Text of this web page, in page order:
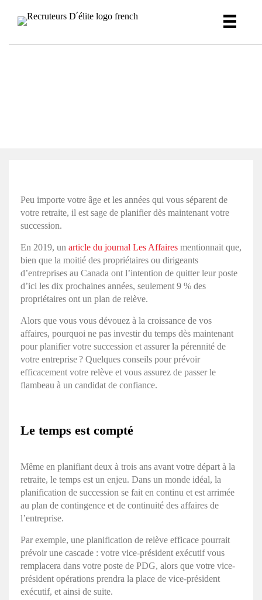
Peu importe votre âge et les années qui vous séparent de
votre retraite, il est sage de planifier dès maintenant votre
succession.
En 2019, un article du journal Les Affaires mentionnait que,
bien que la moitié des propriétaires ou dirigeants
d’entreprises au Canada ont l’intention de quitter leur poste
d’ici les dix prochaines années, seulement 9 % des
propriétaires ont un plan de relève.
Alors que vous vous dévouez à la croissance de vos
affaires, pourquoi ne pas investir du temps dès maintenant
pour planifier votre succession et assurer la pérennité de
votre entreprise ? Quelques conseils pour prévoir
efficacement votre relève et vous assurez de passer le
flambeau à un candidat de confiance.
Le temps est compté
Même en planifiant deux à trois ans avant votre départ à la
retraite, le temps est un enjeu. Dans un monde idéal, la
planification de succession se fait en continu et est arrimée
au plan de contingence et de continuité des affaires de
l’entreprise.
Par exemple, une planification de relève efficace pourrait
prévoir une cascade : votre vice-président exécutif vous
remplacera dans votre poste de PDG, alors que votre vice-
président opérations prendra la place de vice-président
exécutif, et ainsi de suite.